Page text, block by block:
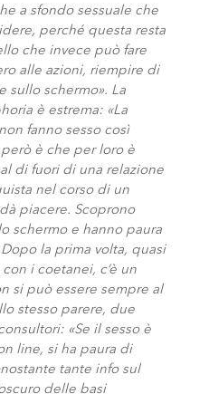
a sfondo sessuale che
perché questa resta
che invece può fare
alle azioni, riempire di
sullo schermo». La
è estrema: «La
fanno sesso così
è che per loro è
di fuori di una relazione
nel corso di un
piacere. Scoprono
schermo e hanno paura
la prima volta, quasi
i coetanei, c’è un
si può essere sempre al
stesso parere, due
«Se il sesso è
line, si ha paura di
tante info sul
delle basi